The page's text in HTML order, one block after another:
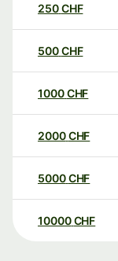
250CHF
500CHF
1000CHF
2000CHF
5000CHF
10000 CHF